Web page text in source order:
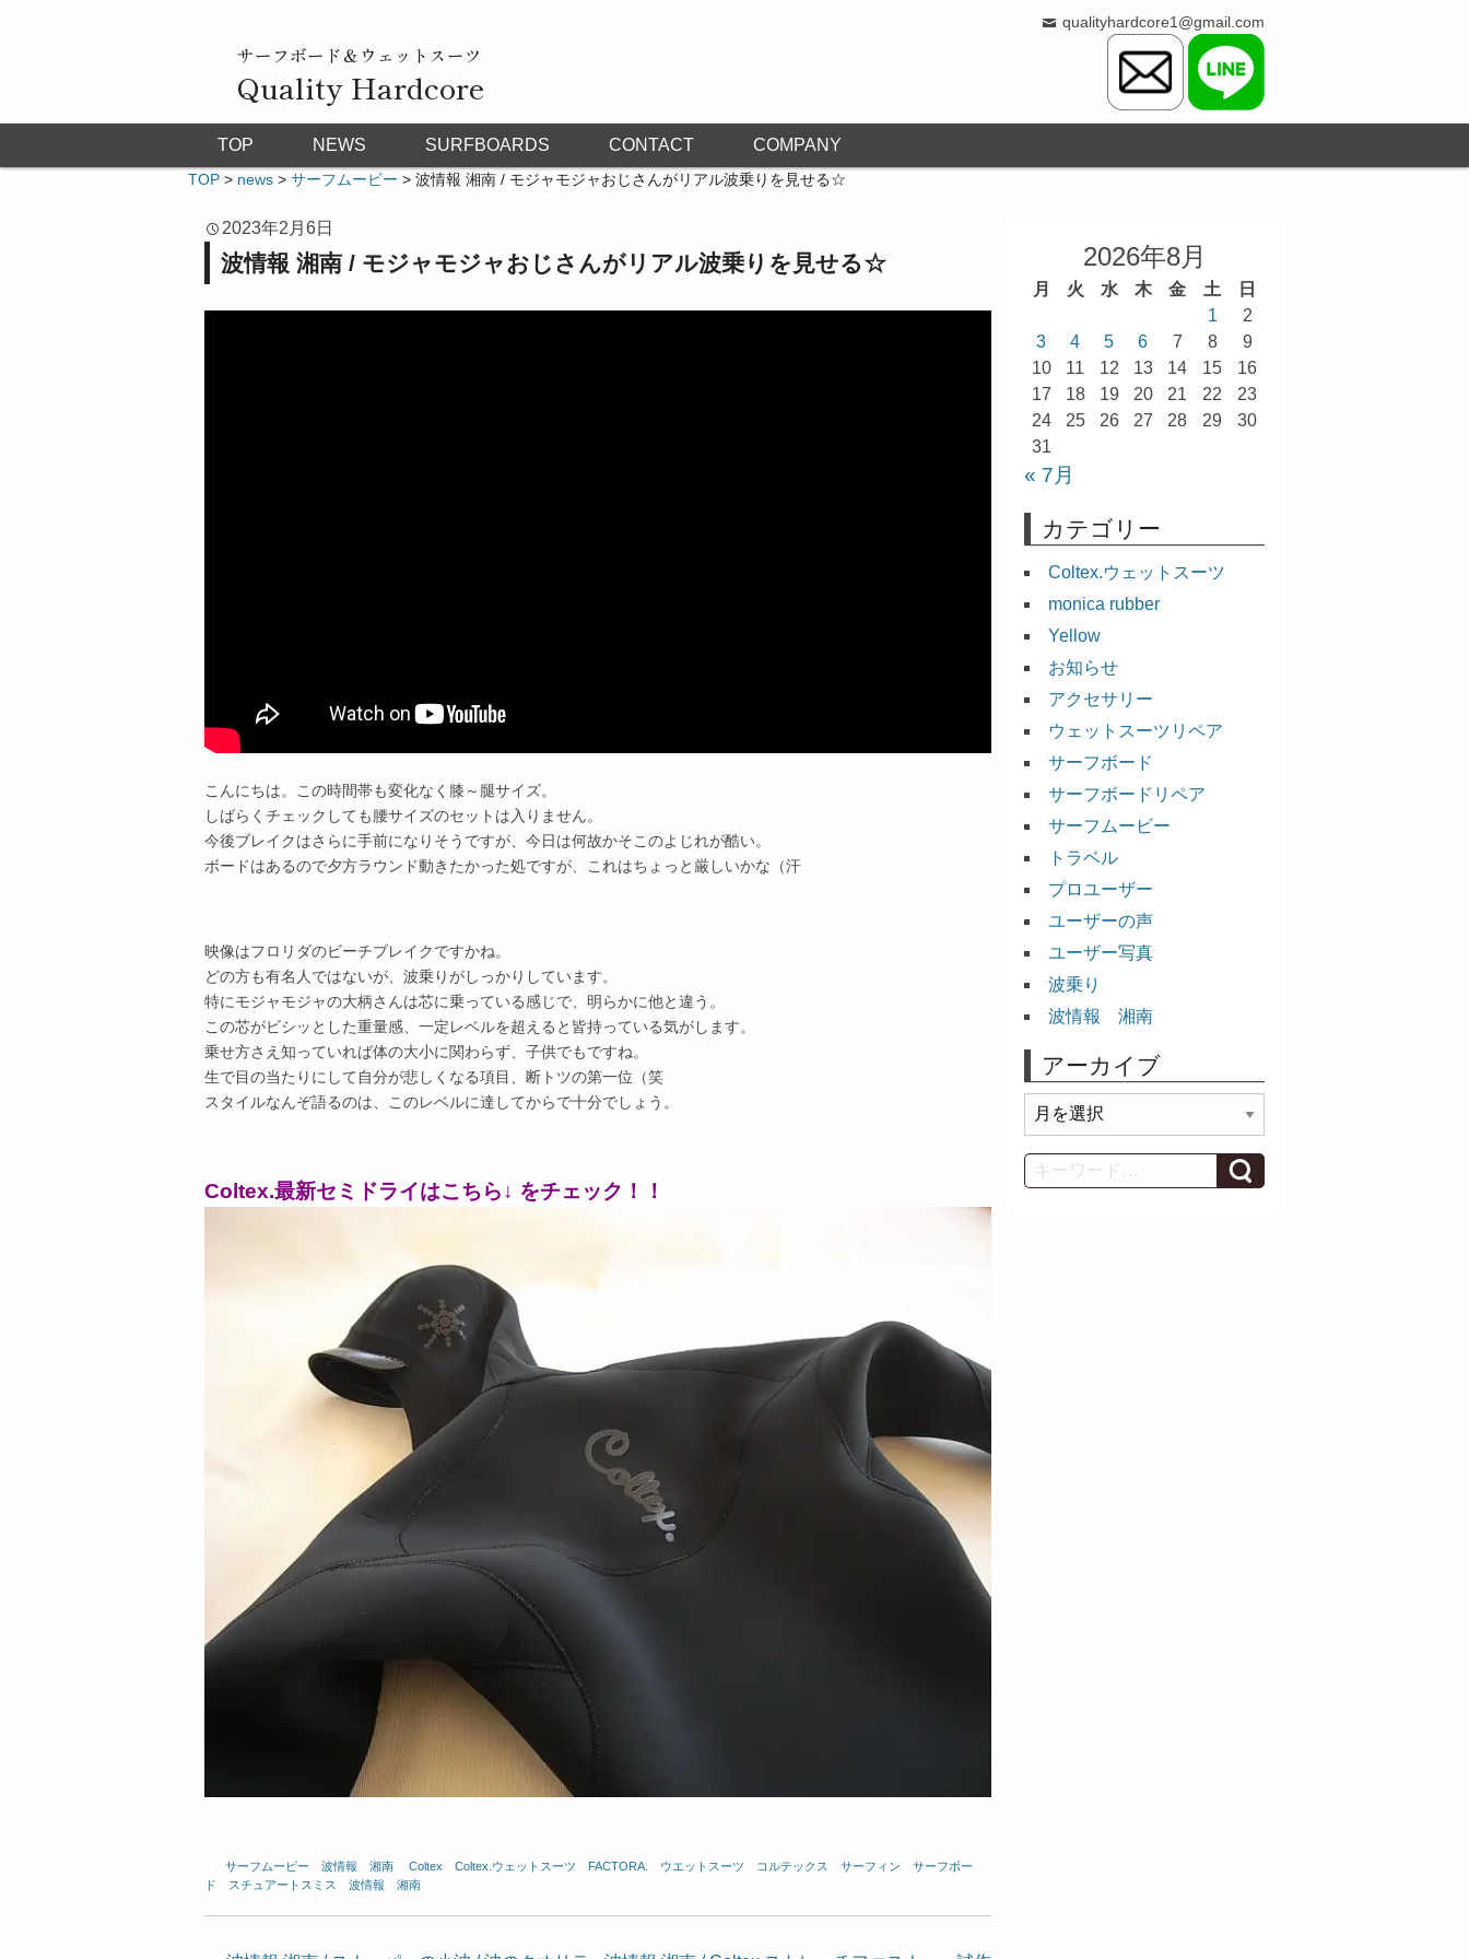
サーフボード＆ウェットスーツ
Quality Hardcore
qualityhardcore1@gmail.com
TOP NEWS SURFBOARDS CONTACT COMPANY
TOP > news > サーフムービー > 波情報 湘南 / モジャモジャおじさんがリアル波乗りを見せる☆
2023年2月6日
波情報 湘南 / モジャモジャおじさんがリアル波乗りを見せる☆
こんにちは。この時間帯も変化なく膝～腿サイズ。
しばらくチェックしても腰サイズのセットは入りません。
今後ブレイクはさらに手前になりそうですが、今日は何故かそこのよじれが酷い。
ボードはあるので夕方ラウンド動きたかった処ですが、これはちょっと厳しいかな（汗
映像はフロリダのビーチブレイクですかね。
どの方も有名人ではないが、波乗りがしっかりしています。
特にモジャモジャの大柄さんは芯に乗っている感じで、明らかに他と違う。
この芯がビシッとした重量感、一定レベルを超えると皆持っている気がします。
乗せ方さえ知っていれば体の大小に関わらず、子供でもですね。
生で目の当たりにして自分が悲しくなる項目、断トツの第一位（笑
スタイルなんぞ語るのは、このレベルに達してからで十分でしょう。
Coltex.最新セミドライはこちら↓ をチェック！！
サーフムービー 波情報 湘南 Coltex Coltex.ウェットスーツ FACTORA. ウエットスーツ コルテックス サーフィン
サーフボー
ド
スチュアートスミス 波情報 湘南
2026年8月
月 火 水 木 金 土
日
1
2
3
4 5 6 7 8
9
10
11 12 13 14 15
16
17
18 19 20 21 22
23
24
25 26 27 28 29
30
31
« 7月
カテゴリー
Coltex.ウェットスーツ
monica rubber
Yellow
お知らせ
アクセサリー
ウェットスーツリペア
サーフボード
サーフボードリペア
サーフムービー
トラベル
プロユーザー
ユーザーの声
ユーザー写真
波乗り
波情報 湘南
アーカイブ
ー
カ
イ
Search